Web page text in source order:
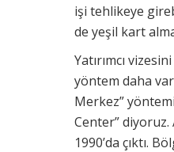
işi tehlikeye
de yeşil kart
Yatırımcı
yöntem daha
Merkez”
Center” diyoruz.
1990’da çıktı.